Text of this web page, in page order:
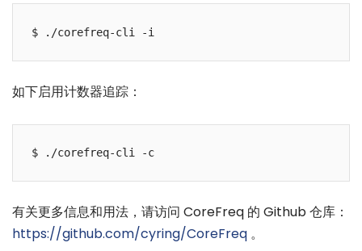
如下启用计数器追踪：
有关更多信息和用法，请访问 CoreFreq 的 Github 仓库：
https://github.com/cyring/CoreFreq 。